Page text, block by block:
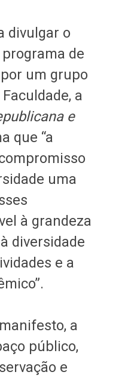
divulgar o
de
um grupo
a
e
que “a
uma
à grandeza
diversidade
e a
a
público,
e